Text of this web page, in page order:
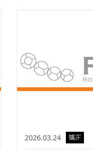
2026.03.24 矯正